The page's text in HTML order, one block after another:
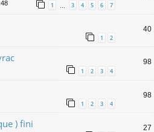
1 … 3 4 5 6 7
1 2
40
1 2 3 4
98
1 2 3 4
98
) fini 27